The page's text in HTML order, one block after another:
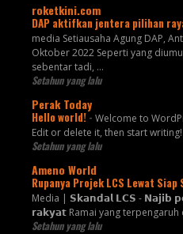
roketkini.com
DAP aktifkan jentera pilihan
media Setiausaha Agung DAP,
Oktober 2022 Seperti yang
sebentar tadi, …
Setahun yang lalu
Perak Today
Hello world!- Welcome to
Edit or delete it, then start writing!
Setahun yang lalu
Ameno World
Rupanya Projek LCS Lewat Siap
Media | 𝗦𝗸𝗮𝗻𝗱𝗮𝗹 𝗟𝗖𝗦 - 𝗡𝗮𝗷𝗶𝗯
𝗿𝗮𝗸𝘆𝗮𝘁 Ramai yang terpengaruh
Setahun yang lalu